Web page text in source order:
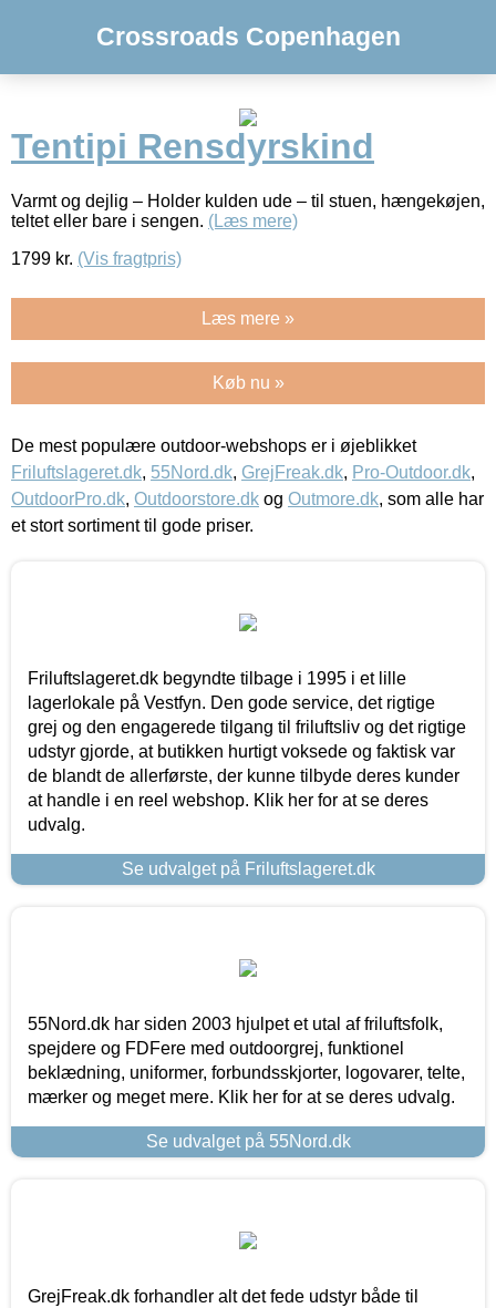
Crossroads Copenhagen
Tentipi Rensdyrskind
Varmt og dejlig – Holder kulden ude – til stuen, hængekøjen,
teltet eller bare i sengen. (Læs mere)
1799 kr. (Vis fragtpris)
Læs mere »
Køb nu »
De mest populære outdoor-webshops er i øjeblikket
Friluftslageret.dk, 55Nord.dk, GrejFreak.dk, Pro-Outdoor.dk,
OutdoorPro.dk, Outdoorstore.dk og Outmore.dk, som alle har
et stort sortiment til gode priser.
Friluftslageret.dk begyndte tilbage i 1995 i et lille
lagerlokale på Vestfyn. Den gode service, det rigtige
grej og den engagerede tilgang til friluftsliv og det rigtige
udstyr gjorde, at butikken hurtigt voksede og faktisk var
de blandt de allerførste, der kunne tilbyde deres kunder
at handle i en reel webshop. Klik her for at se deres
udvalg.
Se udvalget på Friluftslageret.dk
55Nord.dk har siden 2003 hjulpet et utal af friluftsfolk,
spejdere og FDFere med outdoorgrej, funktionel
beklædning, uniformer, forbundsskjorter, logovarer, telte,
mærker og meget mere. Klik her for at se deres udvalg.
Se udvalget på 55Nord.dk
GrejFreak.dk forhandler alt det fede udstyr både til